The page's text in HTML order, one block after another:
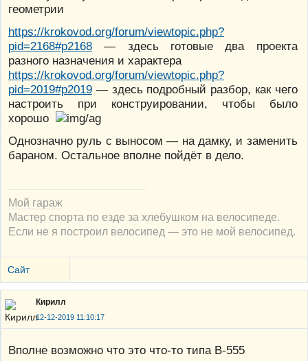
геометрии
https://krokovod.org/forum/viewtopic.php?
pid=2168#p2168 — здесь готовые два проекта
разного назначения и характера
https://krokovod.org/forum/viewtopic.php?
pid=2019#p2019 — здесь подробный разбор, как чего
настроить при конструировании, чтобы было
хорошо
Однозначно руль с выносом — на дамку, и заменить
бараном. Остальное вполне пойдёт в дело.
Мой гараж
Мастер спорта по езде за хлебушком на велосипеде.
Если не я построил велосипед — это не мой велосипед.
Сайт
Кирилл
12-12-2019 11:10:17
Вполне возможно что это что-то типа В-555